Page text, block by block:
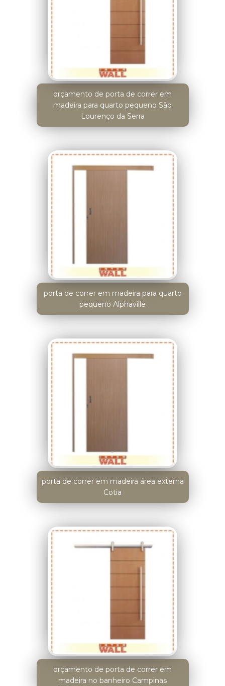
orçamento de porta de correr em
madeira para quarto pequeno São
Lourenço da Serra
porta de correr em madeira para quarto
pequeno Alphaville
porta de correr em madeira área externa
Cotia
orçamento de porta de correr em
madeira no banheiro Campinas